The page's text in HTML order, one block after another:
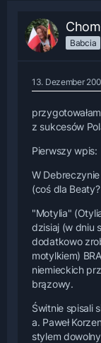
Babcia
13. Dezember
z sukcesów
Pierwszy wpis:
W
(coś dla
"Motylia"
dzisiaj (w dniu
dodatkowo
motylkiem)
niemieckich
brązowy.
Świtnie spisali
a. Paweł
stylem